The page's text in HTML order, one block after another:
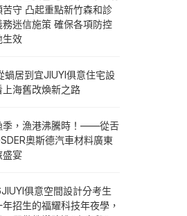
苦守 凸起重點新竹森和診
務迷信施策 確保各項防控
生效
蝸居到宜JIUYI俱意住宅設
上海舊改煥新之路
季，漁港沸騰時！——從舌
奧斯德汽車材料廣東
盛宴
俱意空間設計分考生
招生的福耀科技年夜學，